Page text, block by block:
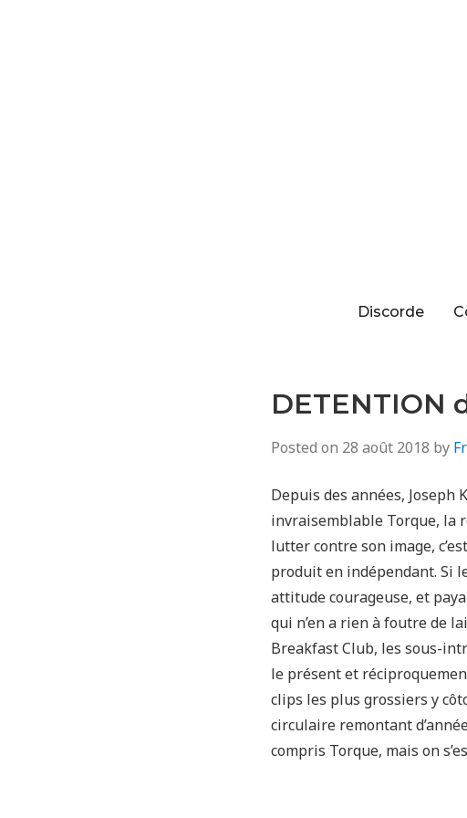
Discorde
DETENTION
Posted on 28 août 2018 by
Depuis des années, Joseph
invraisemblable Torque, la
lutter contre son image,
produit en indépendant. Si
attitude courageuse, et
qui n’en a rien à foutre de
Breakfast Club, les sous-
le présent et
clips les plus grossiers y
circulaire remontant
compris Torque, mais on